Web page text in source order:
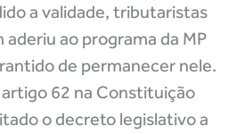
a validade, tributaristas
ao programa da MP
de permanecer nele.
62 na Constituição
o decreto legislativo a